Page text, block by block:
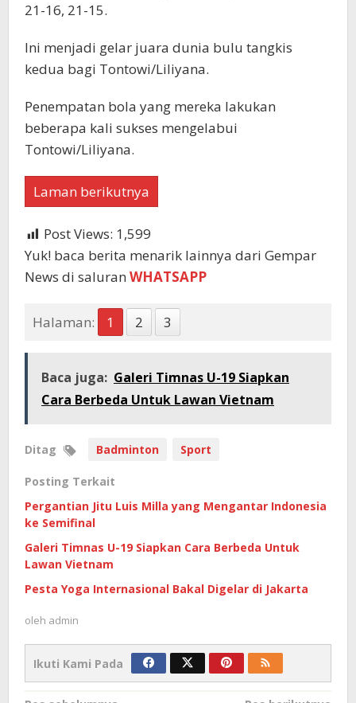
21-16, 21-15.
Ini menjadi gelar juara dunia bulu tangkis
kedua bagi Tontowi/Liliyana.
Penempatan bola yang mereka lakukan
beberapa kali sukses mengelabui
Tontowi/Liliyana.
Laman berikutnya
Post Views: 1,599
Yuk! baca berita menarik lainnya dari Gempar
News di saluran WHATSAPP
Halaman: 1 2 3
Baca juga: Galeri Timnas U-19 Siapkan
Cara Berbeda Untuk Lawan Vietnam
Ditag Badminton Sport
Posting Terkait
Pergantian Jitu Luis Milla yang Mengantar Indonesia
ke Semifinal
Galeri Timnas U-19 Siapkan Cara Berbeda Untuk
Lawan Vietnam
Pesta Yoga Internasional Bakal Digelar di Jakarta
oleh admin
Ikuti Kami Pada